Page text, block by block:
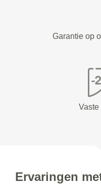
Garantie op
Ervaringen